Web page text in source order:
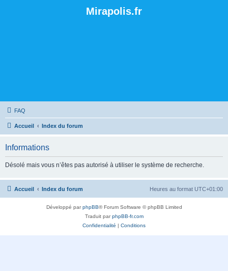
Mirapolis.fr
FAQ
Accueil Index du forum
Informations
Désolé mais vous n’êtes pas autorisé à utiliser le système de recherche.
Accueil Index du forum Heures au format UTC+01:00
Développé parphpBB® Forum Software © phpBB Limited
Traduit parphpBB-fr.com
Confidentialité | Conditions